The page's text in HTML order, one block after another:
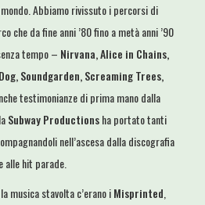
Abbiamo rivissuto i percorsi di
che da fine anni ’80 fino a metà anni ’90
tempo – Nirvana, Alice in Chains,
Soundgarden, Screaming Trees,
testimonianze di prima mano dalla
Subway Productionsha portato tanti
nell’ascesa dalla discografia
alle hit parade.
musica stavolta c’erano iMisprinted